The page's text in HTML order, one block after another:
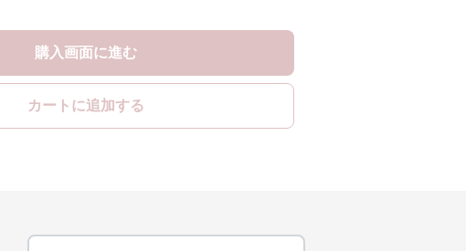
購入画面に進む
カートに追加する